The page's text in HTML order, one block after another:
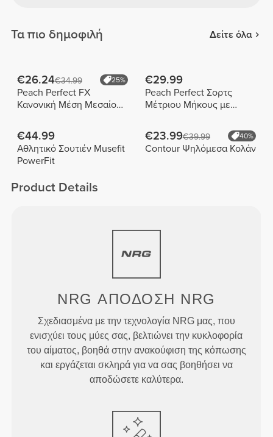
Τα πιο δημοφιλή Δείτε όλα
€26.24€34.99 25%
Peach Perfect FX
Κανονική Μέση Μεσαίου
€29.99
Peach Perfect Σορτς
Μέτριου Μήκους με
€44.99
Αθλητικό Σουτιέν Musefit
PowerFit
€23.99€39.99 40%
Contour Ψηλόμεσα Κολάν
Product Details
NRGΑΠΟΔΟΣΗ NRG
Σχεδιασμένα με την τεχνολογία NRG μας, που
ενισχύει τους μύες σας, βελτιώνει την κυκλοφορία
του αίματος, βοηθά στην ανακούφιση της κόπωσης
και εργάζεται σκληρά για να σας βοηθήσει να
αποδώσετε καλύτερα.